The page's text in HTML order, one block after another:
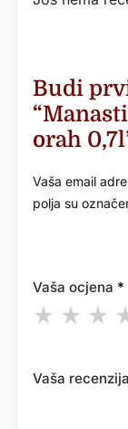
Budi
orah
Vaša email
polja su
Vaša ocjena *
Vaša